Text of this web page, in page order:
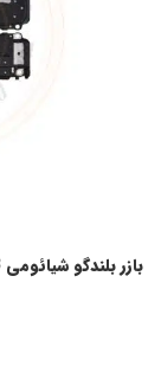
به سبد خرید